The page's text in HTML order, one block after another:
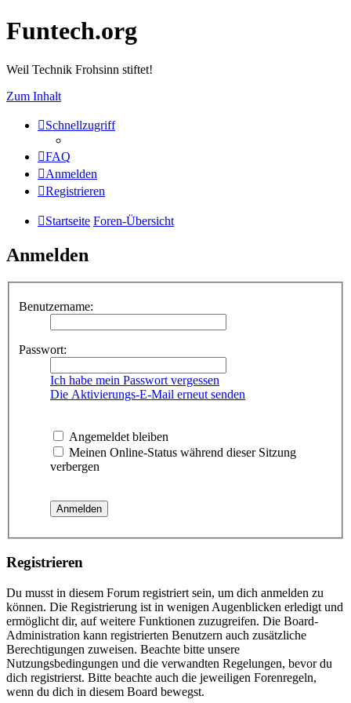
Funtech.org
Weil Technik Frohsinn stiftet!
Zum Inhalt
Schnellzugriff
FAQ
Anmelden
Registrieren
Startseite Foren-Übersicht
Anmelden
Benutzername:
Passwort:
Ich habe mein Passwort vergessen
Die Aktivierungs-E-Mail erneut senden
Angemeldet bleiben
Meinen Online-Status während dieser Sitzung
verbergen
Registrieren
Du musst in diesem Forum registriert sein, um dich anmelden zu
können. Die Registrierung ist in wenigen Augenblicken erledigt und
ermöglicht dir, auf weitere Funktionen zuzugreifen. Die Board-
Administration kann registrierten Benutzern auch zusätzliche
Berechtigungen zuweisen. Beachte bitte unsere
Nutzungsbedingungen und die verwandten Regelungen, bevor du
dich registrierst. Bitte beachte auch die jeweiligen Forenregeln,
wenn du dich in diesem Board bewegst.